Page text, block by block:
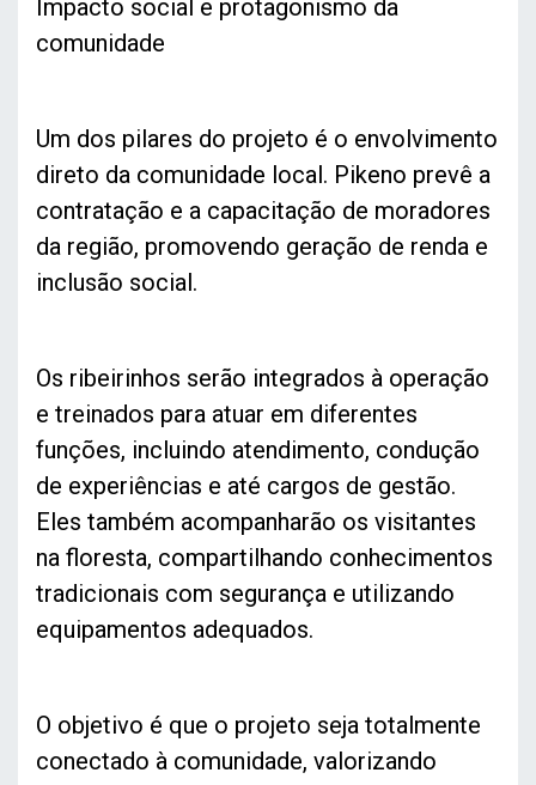
Impacto social e protagonismo da
comunidade
Um dos pilares do projeto é o envolvimento
direto da comunidade local. Pikeno prevê a
contratação e a capacitação de moradores
da região, promovendo geração de renda e
inclusão social.
Os ribeirinhos serão integrados à operação
e treinados para atuar em diferentes
funções, incluindo atendimento, condução
de experiências e até cargos de gestão.
Eles também acompanharão os visitantes
na floresta, compartilhando conhecimentos
tradicionais com segurança e utilizando
equipamentos adequados.
O objetivo é que o projeto seja totalmente
conectado à comunidade, valorizando